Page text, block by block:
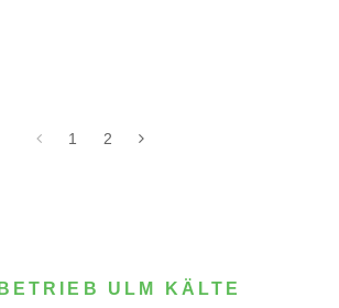
1 2
ULM KÄLTE